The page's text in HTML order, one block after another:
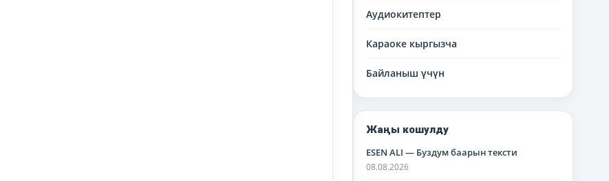
Аудиокитептер
Караоке кыргызча
Байланыш үчүн
Жаңы кошулду
ESEN ALI — Буздум баарын тексти
08.08.2026